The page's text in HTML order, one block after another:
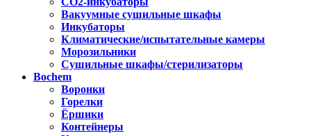
Вакуумные сушильные шкафы
Инкубаторы
Климатические/испытательные камеры
Морозильники
Сушильные шкафы/стерилизаторы
Bochem
Воронки
Горелки
Ёршики
Контейнеры